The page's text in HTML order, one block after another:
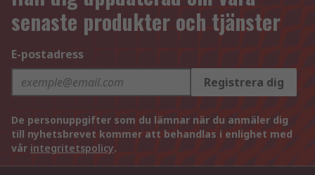
senaste produkter och tjänster
E-postadress
Registrera dig
De personuppgifter som du lämnar när du anmäler dig
till nyhetsbrevet kommer att behandlas i enlighet med
vår integritetspolicy.